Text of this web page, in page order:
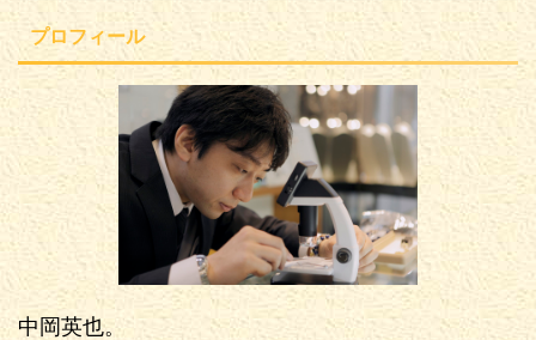
プロフィール
中岡英也。